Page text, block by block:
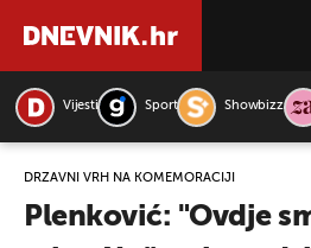
Vijesti Sport Showbizz
DRŽAVNI VRH NA KOMEMORACIJI
Plenković: "Ovdje
PRETRAŽITE VIJESTI